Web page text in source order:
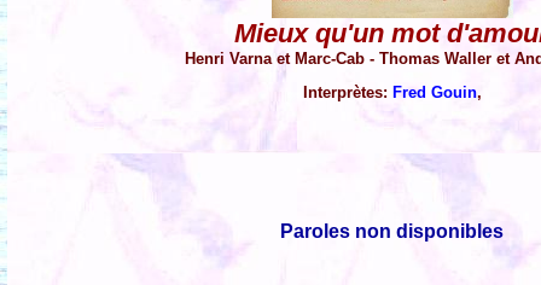
Mieux qu'un mot
Henri Varna et Marc-Cab - Thomas Waller et
Interprètes: Fred Gouin,
Paroles non disponibles